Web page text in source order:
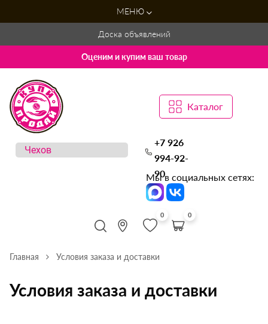
МЕНЮ
Доска объявлений
Оценим и купим ваш товар
Каталог
+7 926
994-92-
90
Мы в социальных сетях:
0 0
Главная Условия заказа и доставки
Условия заказа и доставки